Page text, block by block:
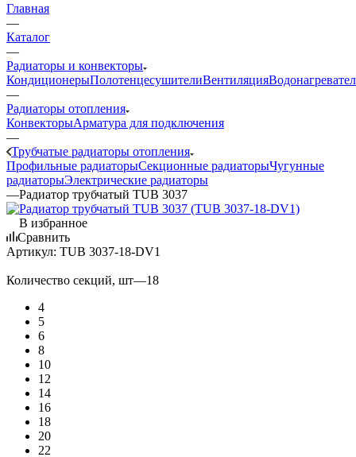
Главная
—
Каталог
—
Радиаторы и конвекторы
КондиционерыПолотенцесушителиВентиляция
—
Радиаторы отопления
КонвекторыАрматура для подключения
—
Трубчатые радиаторы отопления
Профильные радиаторыСекционные радиаторыЧугунные
радиаторыЭлектрические радиаторы
—Радиатор трубчатый TUB 3037
В избранное
Сравнить
Артикул: TUB 3037-18-DV1
Количество секций, шт—18
4
5
6
8
10
12
14
16
18
20
22